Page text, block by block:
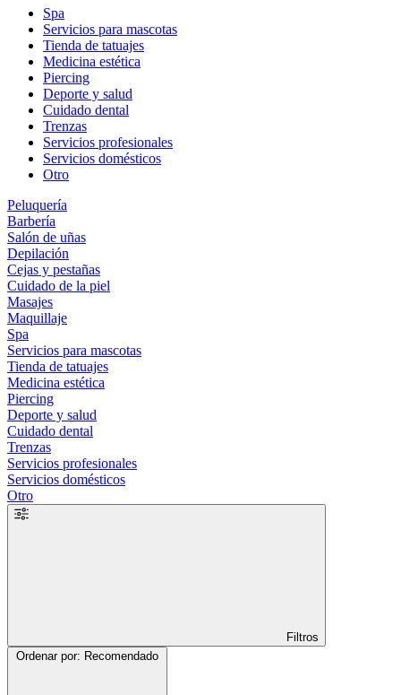
Spa
Servicios para mascotas
Tienda de tatuajes
Medicina estética
Piercing
Deporte y salud
Cuidado dental
Trenzas
Servicios profesionales
Servicios domésticos
Otro
Peluquería
Barbería
Salón de uñas
Depilación
Cejas y pestañas
Cuidado de la piel
Masajes
Maquillaje
Spa
Servicios para mascotas
Tienda de tatuajes
Medicina estética
Piercing
Deporte y salud
Cuidado dental
Trenzas
Servicios profesionales
Servicios domésticos
Otro
Filtros